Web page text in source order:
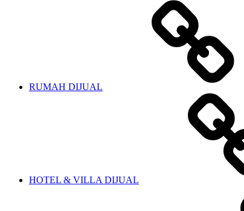
RUMAH DIJUAL
HOTEL & VILLA DIJUAL